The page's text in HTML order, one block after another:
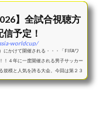
】全試合視聴方
予定！
worldcup/
にかけて開催される・・・「FIFAワ
！４年に一度開催される男子サッカー
規模と人気を誇る大会。今回は第２３